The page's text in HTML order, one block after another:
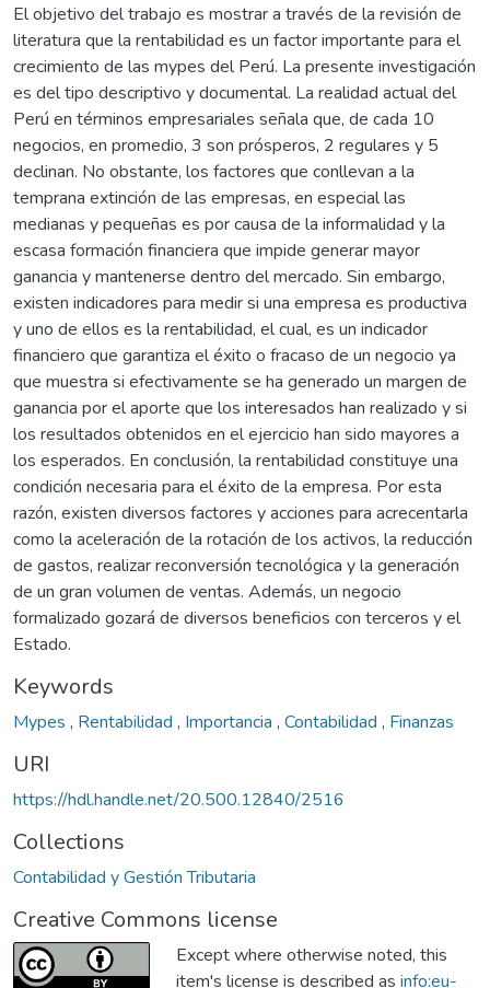
El objetivo del trabajo es mostrar a través de la revisión de
literatura que la rentabilidad es un factor importante para el
crecimiento de las mypes del Perú. La presente investigación
es del tipo descriptivo y documental. La realidad actual del
Perú en términos empresariales señala que, de cada 10
negocios, en promedio, 3 son prósperos, 2 regulares y 5
declinan. No obstante, los factores que conllevan a la
temprana extinción de las empresas, en especial las
medianas y pequeñas es por causa de la informalidad y la
escasa formación financiera que impide generar mayor
ganancia y mantenerse dentro del mercado. Sin embargo,
existen indicadores para medir si una empresa es productiva
y uno de ellos es la rentabilidad, el cual, es un indicador
financiero que garantiza el éxito o fracaso de un negocio ya
que muestra si efectivamente se ha generado un margen de
ganancia por el aporte que los interesados han realizado y si
los resultados obtenidos en el ejercicio han sido mayores a
los esperados. En conclusión, la rentabilidad constituye una
condición necesaria para el éxito de la empresa. Por esta
razón, existen diversos factores y acciones para acrecentarla
como la aceleración de la rotación de los activos, la reducción
de gastos, realizar reconversión tecnológica y la generación
de un gran volumen de ventas. Además, un negocio
formalizado gozará de diversos beneficios con terceros y el
Estado.
Keywords
Mypes , Rentabilidad , Importancia , Contabilidad , Finanzas
URI
https://hdl.handle.net/20.500.12840/2516
Collections
Contabilidad y Gestión Tributaria
Creative Commons license
Except where otherwise noted, this
item's license is described as info:eu-